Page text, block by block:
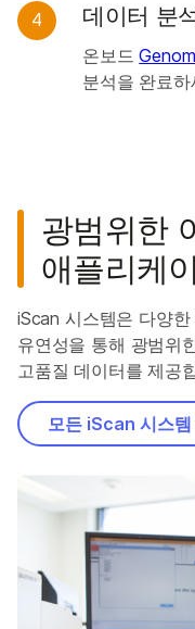
4 데이터 분
온보드
분석을 완료하
광범위한
애플리케
iScan 시스템은 다양
유연성을 통해 광범위
고품질 데이터를 제공
모든 iScan 시스